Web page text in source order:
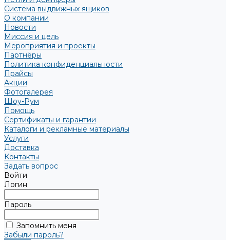
Система выдвижных ящиков
О компании
Новости
Миссия и цель
Мероприятия и проекты
Партнёры
Политика конфиденциальности
Прайсы
Акции
Фотогалерея
Шоу-Рум
Помощь
Сертификаты и гарантии
Каталоги и рекламные материалы
Услуги
Доставка
Контакты
Задать вопрос
Войти
Логин
Пароль
Запомнить меня
Забыли пароль?